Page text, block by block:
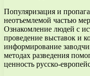
Популяризация и
неотъемлемой частью
Ознакомление людей с
проведение выставок и
информирование
методах разведения
ценность русско-